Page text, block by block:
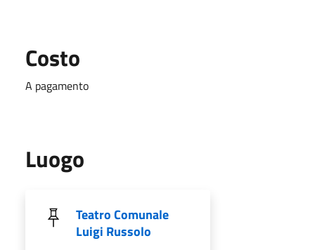
Costo
A pagamento
Luogo
Teatro Comunale
Luigi Russolo